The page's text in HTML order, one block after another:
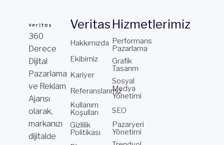
360
Derece
Dijital
Pazarlama
ve Reklam
Ajansı
olarak,
markanızı
dijitalde
Veritas
Hakkımızda
Ekibimiz
Kariyer
Referanslarımız
Kullanım
Koşulları
Gizlilik
Politikası
Hizmetlerimiz
Performans
Pazarlama
Grafik
Tasarım
Sosyal
Medya
Yönetimi
SEO
Pazaryeri
Yönetimi